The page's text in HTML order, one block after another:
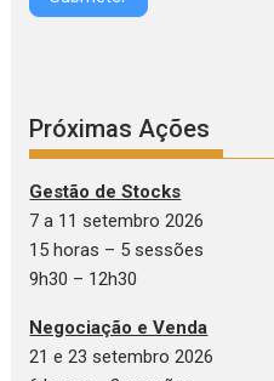
Próximas Ações
Gestão de Stocks
7 a 11 setembro 2026
15 horas – 5 sessões
9h30 – 12h30
Negociação e Venda
21 e 23 setembro 2026